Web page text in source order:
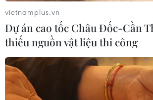
một sự vật./.
vietnamplus.vn
Dự án cao tốc Châu Đốc-Cần
thiếu nguồn vật liệu thi công